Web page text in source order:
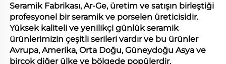
Seramik Fabrikası, Ar-Ge, üretim ve satışın birleştiği
profesyonel bir seramik ve porselen üreticisidir.
Yüksek kaliteli ve yenilikçi günlük seramik
ürünlerimizin çeşitli serileri vardır ve bu ürünler
Avrupa, Amerika, Orta Doğu, Güneydoğu Asya ve
birçok diğer ülke ve bölgede popülerdir.